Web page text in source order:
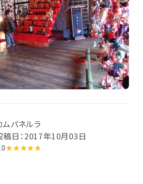
ムパネルラ
稿日：2017年10月03日
★★★★★